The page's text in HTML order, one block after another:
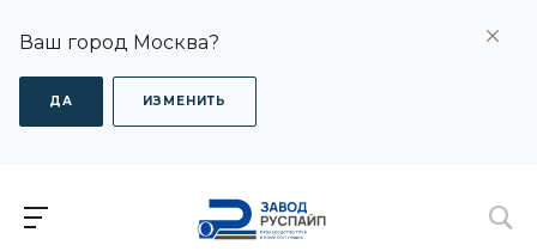
Ваш город Москва?
ДА ИЗМЕНИТЬ